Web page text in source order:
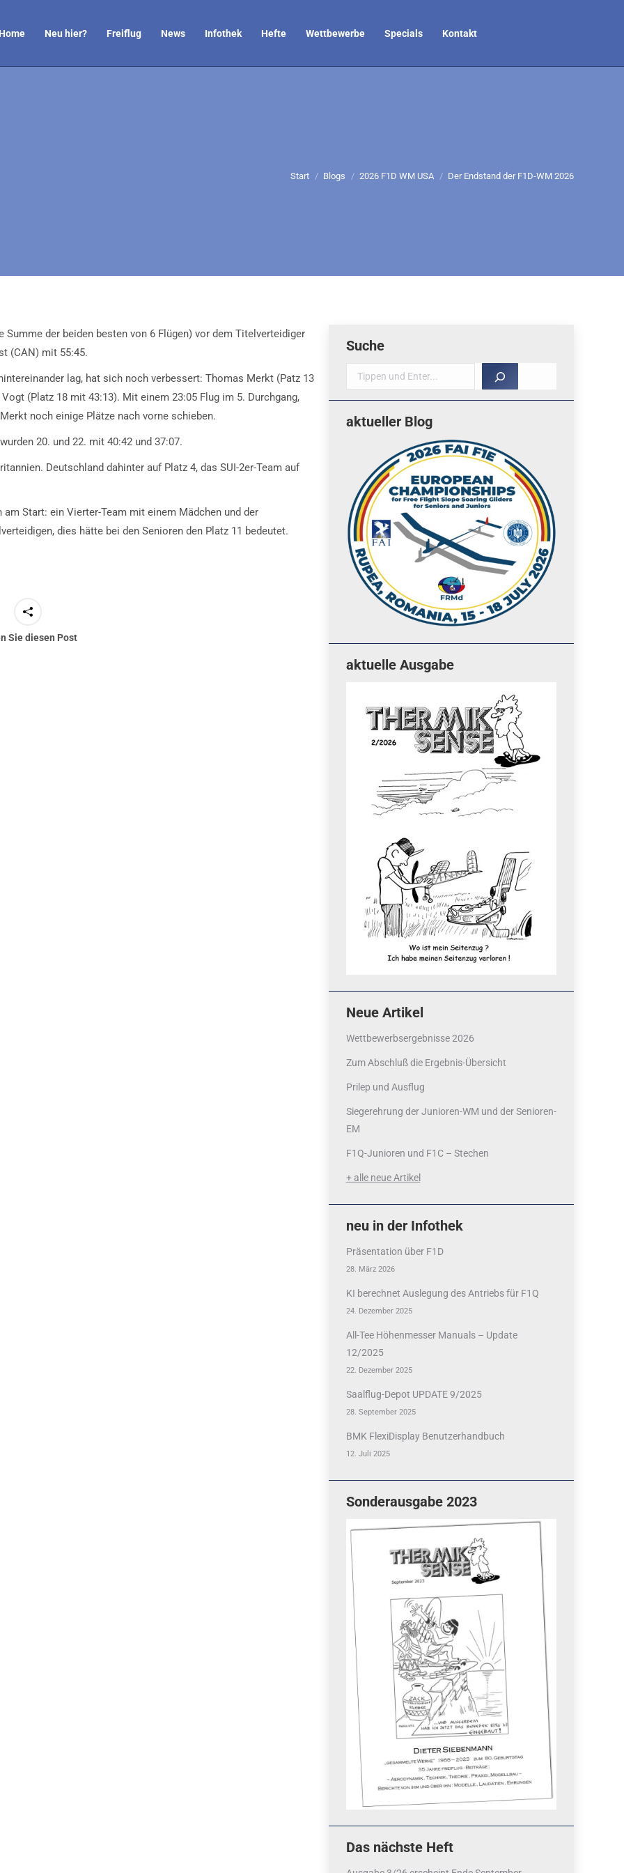
Neu hier? Freiflug News Infothek Hefte Wettbewerbe Specials Kontakt
Sie befinden sich hier:
Start Blogs 2026 F1D WM USA Der Endstand der F1D-WM 2026
der beiden besten von 6 Flügen) vor dem Titelverteidiger
(CAN) mit 55:45.
lag, hat sich noch verbessert: Thomas Merkt (Patz 13
(Platz 18 mit 43:13). Mit einem 23:05 Flug im 5. Durchgang,
noch einige Plätze nach vorne schieben.
20. und 22. mit 40:42 und 37:07.
Deutschland dahinter auf Platz 4, das SUI-2er-Team auf
Start: ein Vierter-Team mit einem Mädchen und der
dies hätte bei den Senioren den Platz 11 bedeutet.
Sie diesen Post
Suche
Suche
aktueller Blog
aktuelle Ausgabe
Neue Artikel
Wettbewerbsergebnisse 2026
Zum Abschluß die Ergebnis-Übersicht
Prilep und Ausflug
Siegerehrung der Junioren-WM und der Senioren-
EM
F1Q-Junioren und F1C – Stechen
+ alle neue Artikel
neu in der Infothek
Präsentation über F1D
28. März 2026
KI berechnet Auslegung des Antriebs für F1Q
24. Dezember 2025
All-Tee Höhenmesser Manuals – Update
12/2025
22. Dezember 2025
Saalflug-Depot UPDATE 9/2025
28. September 2025
BMK FlexiDisplay Benutzerhandbuch
12. Juli 2025
Sonderausgabe 2023
Das nächste Heft
Instagram
Quicklinks
News
Termine
Ergebnisse
bezahlen mit / pay by
PayPal
Datenschutzerklärung
Cookie-Richtlinie (EU)